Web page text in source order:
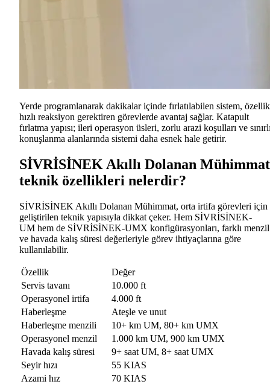
Yerde programlanarak dakikalar içinde fırlatılabilen sistem,
hızlı reaksiyon gerektiren görevlerde avantaj sağlar. Katapult
fırlatma yapısı; ileri operasyon üsleri, zorlu arazi koşulları ve
konuşlanma alanlarında sistemi daha esnek hale getirir.
SİVRİSİNEK Akıllı Dolanan Mühimmat
teknik özellikleri nelerdir?
SİVRİSİNEK Akıllı Dolanan Mühimmat, orta irtifa görevleri için
geliştirilen teknik yapısıyla dikkat çeker. Hem SİVRİSİNEK-
UM hem de SİVRİSİNEK-UMX konfigürasyonları, farklı menzil
ve havada kalış süresi değerleriyle görev ihtiyaçlarına göre
kullanılabilir.
Özellik
Değer
Servis tavanı
10.000 ft
Operasyonel irtifa
4.000 ft
Haberleşme
Ateşle ve unut
Haberleşme menzili
10+ km UM, 80+ km UMX
Operasyonel menzil
1.000 km UM, 900 km UMX
Havada kalış süresi
9+ saat UM, 8+ saat UMX
Seyir hızı
55 KIAS
Azami hız
70 KIAS